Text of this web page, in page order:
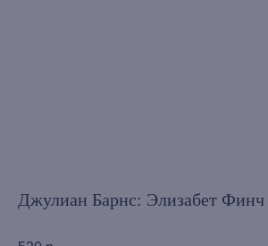
Джулиан Барнс: Элизабет Финч